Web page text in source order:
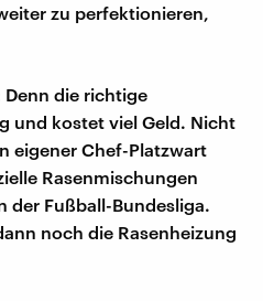
zu perfektionieren,
Denn die richtige
und kostet viel Geld. Nicht
eigener Chef-Platzwart
Rasenmischungen
der Fußball-Bundesliga.
noch die Rasenheizung